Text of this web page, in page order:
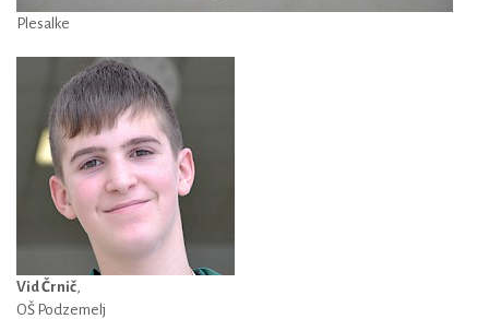
Plesalke
Vid Črnič,
OŠ Podzemelj